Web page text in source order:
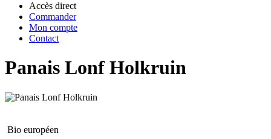
Accès direct
Commander
Mon compte
Contact
Panais Lonf Holkruin
Bio européen